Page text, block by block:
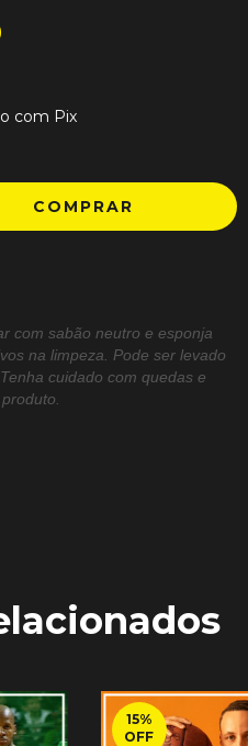
com Pix
com sabão neutro e esponja
na limpeza. Pode ser levado
cuidado com quedas e
15%
OFF